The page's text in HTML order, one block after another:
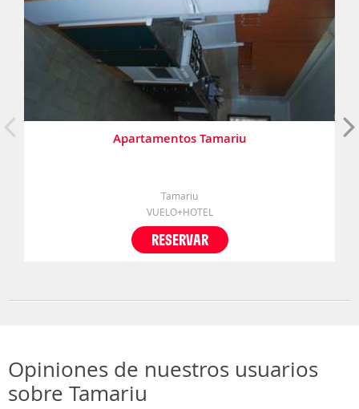
Apartamentos Tamariu
Tamariu
VUELO+HOTEL
RESERVAR
Opiniones de nuestros usuarios
sobre Tamariu